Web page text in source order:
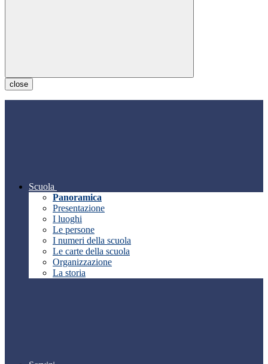
close
Scuola
Panoramica
Presentazione
I luoghi
Le persone
I numeri della scuola
Le carte della scuola
Organizzazione
La storia